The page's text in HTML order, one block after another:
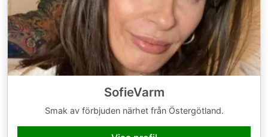
SofieVarm
Smak av förbjuden närhet från Östergötland.